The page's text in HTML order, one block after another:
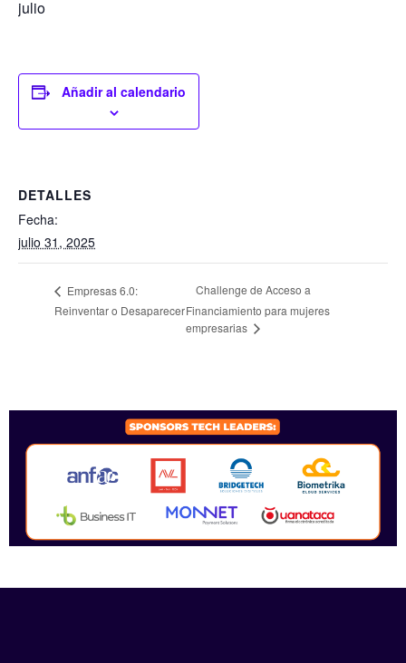
julio
Añadir al calendario
DETALLES
Fecha:
julio 31, 2025
Empresas 6.0:
Reinventar o Desaparecer
Challenge de Acceso a
Financiamiento para mujeres
empresarias